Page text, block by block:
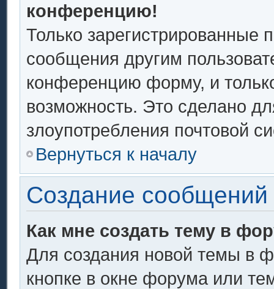
конференцию!
Только зарегистрированные
сообщения другим
конференцию форму, и
возможность. Это сделано
злоупотребления почтовой
Вернуться к началу
Создание сообщений
Как мне создать тему в
Для создания новой темы в
кнопке в окне форума или